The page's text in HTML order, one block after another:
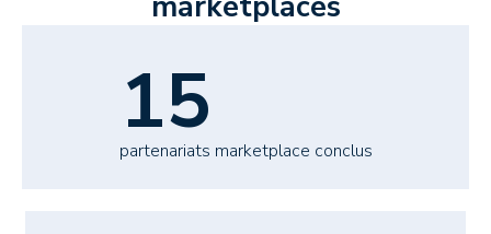
15
partenariats marketplace conclus